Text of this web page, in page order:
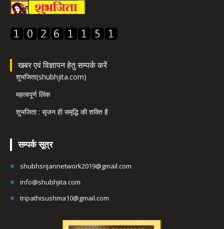
खबर एवं विज्ञापन हेतु सम्पर्क करें
शुभजिता(shubhjita.com)
महत्वपूर्ण लिंक
शुभजिता : सृजन ही समृद्धि की शक्ति है
सम्पर्क सूत्र
shubhsrijannetwork2019@gmail.com
info@shubhjita.com
tripathisushma10@gmail.com